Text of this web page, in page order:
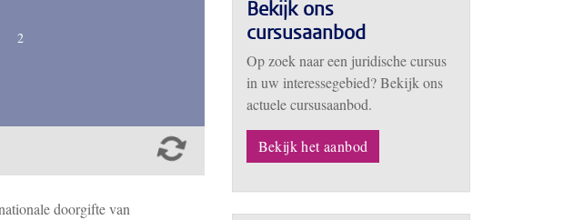
2
doorgifte van
Bekijk ons
cursusaanbod
Op zoek naar een juridische cursus
in uw interessegebied? Bekijk ons
actuele cursusaanbod.
Bekijk het aanbod